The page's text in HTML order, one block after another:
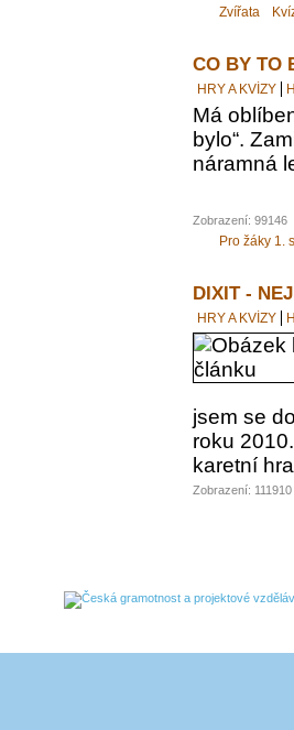
Zvířata
CO BY TO
HRY A KVÍZY
Má
bylo“.
náramná
Zobrazení: 99146
Pro žáky 1.
DIXIT -
HRY A KVÍZY
jsem se
roku
karetní
Zobrazení: 111910